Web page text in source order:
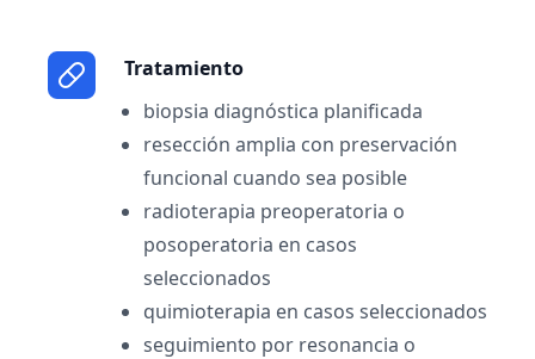
Tratamiento
biopsia diagnóstica planificada
resección amplia con preservación
funcional cuando sea posible
radioterapia preoperatoria o
posoperatoria en casos
seleccionados
quimioterapia en casos seleccionados
seguimiento por resonancia o